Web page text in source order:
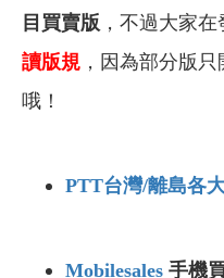
目買賣版 ，不過大家
讀版規 ，因為部分版只
哦！
PTT台灣/離島各
Mobilesales 手機